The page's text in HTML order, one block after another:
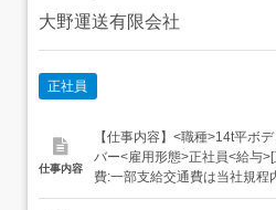
大野運送有限会社
正社員
仕事内容
【仕事内容】<職種>14t平ボ
バー<雇用形態>正社員<給与
費:一部支給交通費は当社規程
い期間3か月間は 日給12,000